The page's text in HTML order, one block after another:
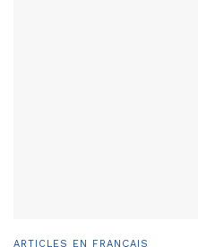
ARTICLES EN FRANÇAIS